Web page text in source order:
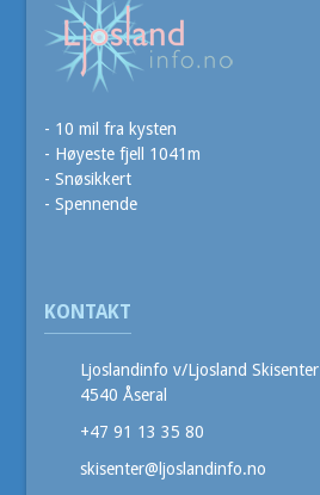
- 10 mil fra kysten
- Høyeste fjell 1041m
- Snøsikkert
- Spennende
KONTAKT
Ljoslandinfo v/Ljosland Skisenter
4540 Åseral
+47 91 13 35 80
skisenter@ljoslandinfo.no